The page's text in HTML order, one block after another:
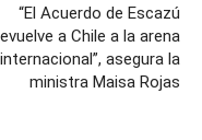
“El Acuerdo de Escazú
a Chile a la arena
internacional”, asegura la
ministra Maisa Rojas